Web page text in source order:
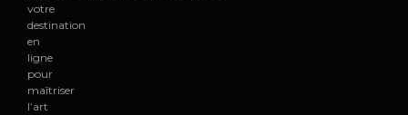
votre
destination
en
ligne
pour
maîtriser
l’art